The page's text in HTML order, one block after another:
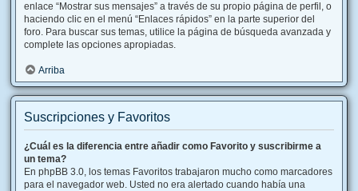
enlace “Mostrar sus mensajes” a través de su propio página de perfil, o
haciendo clic en el menú “Enlaces rápidos” en la parte superior del
foro. Para buscar sus temas, utilice la página de búsqueda avanzada y
complete las opciones apropiadas.
Arriba
Suscripciones y Favoritos
¿Cuál es la diferencia entre añadir como Favorito y suscribirme a
un tema?
En phpBB 3.0, los temas Favoritos trabajaron mucho como marcadores
para el navegador web. Usted no era alertado cuando había una